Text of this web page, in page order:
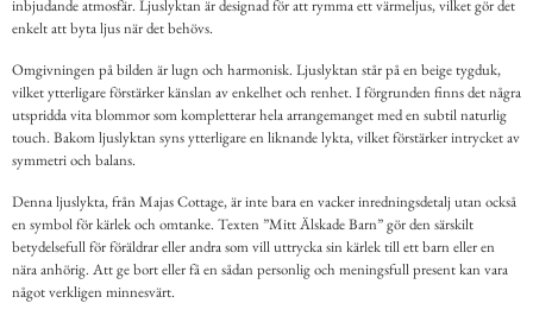
inbjudande atmosfär. Ljuslyktan är designad för att rymma ett värmeljus, vilket gör det
enkelt att byta ljus när det behövs.
Omgivningen på bilden är lugn och harmonisk. Ljuslyktan står på en beige tygduk,
vilket ytterligare förstärker känslan av enkelhet och renhet. I förgrunden finns det några
utspridda vita blommor som kompletterar hela arrangemanget med en subtil naturlig
touch. Bakom ljuslyktan syns ytterligare en liknande lykta, vilket förstärker intrycket av
symmetri och balans.
Denna ljuslykta, från Majas Cottage, är inte bara en vacker inredningsdetalj utan också
en symbol för kärlek och omtanke. Texten ”Mitt Älskade Barn” gör den särskilt
betydelsefull för föräldrar eller andra som vill uttrycka sin kärlek till ett barn eller en
nära anhörig. Att ge bort eller få en sådan personlig och meningsfull present kan vara
något verkligen minnesvärt.